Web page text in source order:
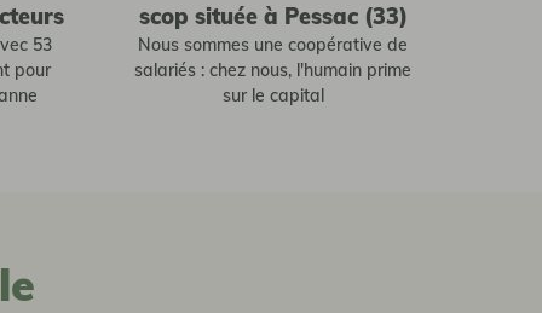
53
pour
scop située à Pessac (33)
Nous sommes une coopérative de
salariés : chez nous, l'humain prime
sur le capital